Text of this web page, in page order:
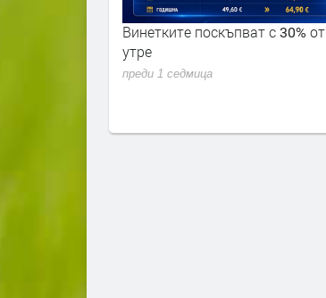
Винетките поскъпват с 30% от
утре
преди 1 седмица